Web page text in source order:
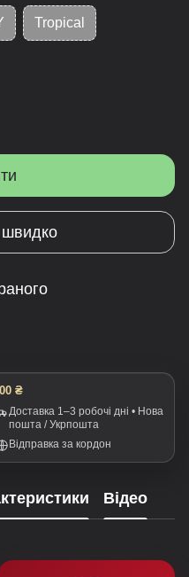
Tropical
₴
Доставка 1–3 робочі дні • Нова
пошта / Укрпошта
Відправка за кордон
Відео